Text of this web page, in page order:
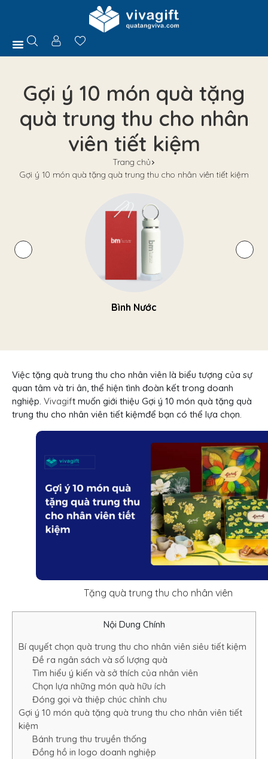
Gợi ý 10 món quà tặng
quà trung thu cho nhân
viên tiết kiệm
Trang chủ
Gợi ý 10 món quà tặng quà trung thu cho nhân viên tiết kiệm
Bình Nước
Việc tặng quà trung thu cho nhân viên là biểu tượng của sự
quan tâm và tri ân, thể hiện tình đoàn kết trong doanh
nghiệp. Vivagift muốn giới thiệu Gợi ý 10 món quà tặng quà
trung thu cho nhân viên tiết kiệmđể bạn có thể lựa chọn.
Tặng quà trung thu cho nhân viên
Nội Dung Chính
Bí quyết chọn quà trung thu cho nhân viên siêu tiết kiệm
Đề ra ngân sách và số lượng quà
Tìm hiểu ý kiến và sở thích của nhân viên
Chọn lựa những món quà hữu ích
Đóng gọi và thiệp chúc chỉnh chu
Gợi ý 10 món quà tặng quà trung thu cho nhân viên tiết
kiệm
Bánh trung thu truyền thống
Đồng hồ in logo doanh nghiệp